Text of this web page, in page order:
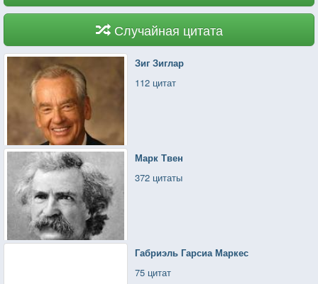
Случайная цитата
Зиг Зиглар
112 цитат
Марк Твен
372 цитаты
Габриэль Гарсиа Маркес
75 цитат